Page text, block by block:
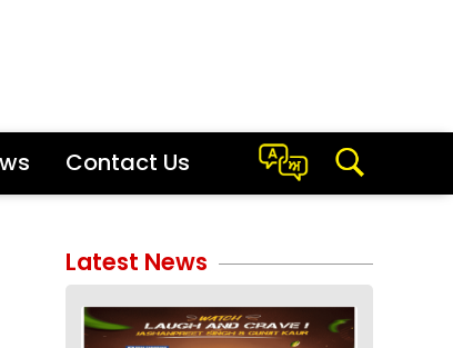
Contact Us
Latest News